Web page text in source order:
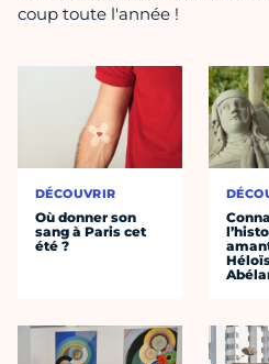
coup toute l'année !
DÉCOUVRIR
Où donner son
sang à Paris cet
été ?